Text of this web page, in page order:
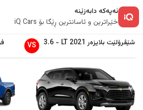
ئەپەکە دابەزێنە
خێراترین و ئاسانترین ڕێگا بۆ iQ Cars
شێڤرۆلێت بلایزەر 2021
LT
-
3.6
VS